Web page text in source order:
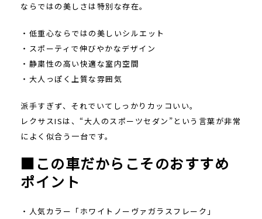
ならではの美しさは特別な存在。
・低重心ならではの美しいシルエット
・スポーティで伸びやかなデザイン
・静粛性の高い快適な室内空間
・大人っぽく上質な雰囲気
派手すぎず、それでいてしっかりカッコいい。
レクサスISは、“大人のスポーツセダン”という言葉が非常
によく似合う一台です。
■この車だからこそのおすすめ
ポイント
・人気カラー「ホワイトノーヴァガラスフレーク」